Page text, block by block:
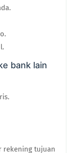
bank lain
rekening tujuan